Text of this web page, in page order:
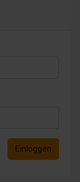
Einloggen